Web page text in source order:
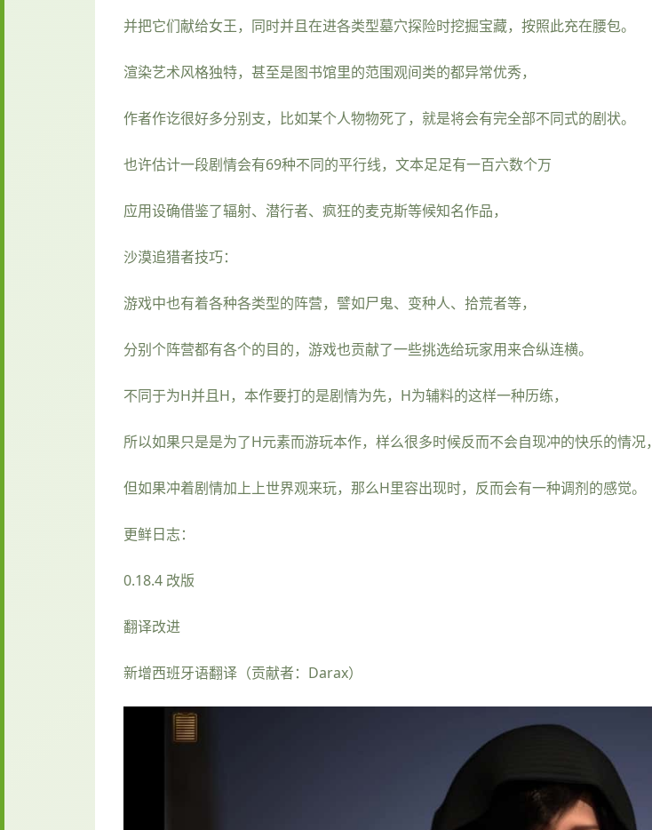
并把它们献给女王，同时并且在进各类型墓穴探险时挖掘宝藏，按照此充在腰包。
渲染艺术风格独特，甚至是图书馆里的范围观间类的都异常优秀，
作者作讫很好多分别支，比如某个人物物死了，就是将会有完全部不同式的剧状。
也许估计一段剧情会有69种不同的平行线，文本足足有一百六数个万
应用设确借鉴了辐射、潜行者、疯狂的麦克斯等候知名作品，
沙漠追猎者技巧：
游戏中也有着各种各类型的阵营，譬如尸鬼、变种人、拾荒者等，
分别个阵营都有各个的目的，游戏也贡献了一些挑选给玩家用来合纵连横。
不同于为H并且H，本作要打的是剧情为先，H为辅料的这样一种历练，
所以如果只是是为了H元素而游玩本作，样么很多时候反而不会自现冲的快乐的情况，
但如果冲着剧情加上上世界观来玩，那么H里容出现时，反而会有一种调剂的感觉。
更鲜日志：
0.18.4 改版
翻译改进
新增西班牙语翻译（贡献者：Darax）